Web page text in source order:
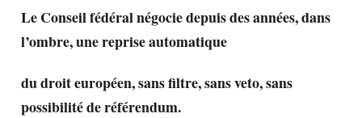
Le Conseil fédéral négocie depuis des années, dans
l’ombre, une reprise automatique
du droit européen, sans filtre, sans veto, sans
possibilité de référendum.